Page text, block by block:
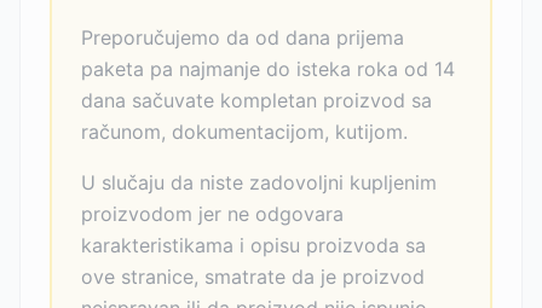
Preporučujemo da od dana prijema
paketa pa najmanje do isteka roka od 14
dana sačuvate kompletan proizvod sa
računom, dokumentacijom, kutijom.
U slučaju da niste zadovoljni kupljenim
proizvodom jer ne odgovara
karakteristikama i opisu proizvoda sa
ove stranice, smatrate da je proizvod